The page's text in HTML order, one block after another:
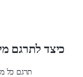
כיצד לתרגם מילים מיד
תרגם כל